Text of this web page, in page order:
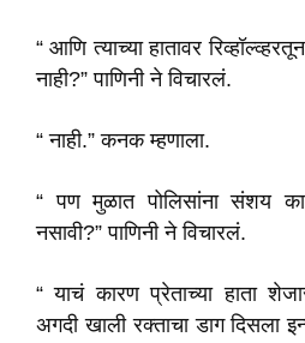
“ आणि त्याच्या हातावर
नाही?” पाणिनी ने विचारलं.
“ नाही.” कनक म्हणाला.
“ पण मुळात पोलिसांना संशय
नसावी?” पाणिनी ने विचारलं.
“ याचं कारण प्रेताच्या हाता
अगदी खाली रक्ताचा डाग दिसला